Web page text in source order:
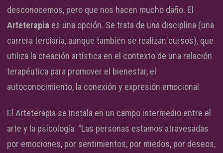
desconocemos, pero que nos hacen mucho daño. El
Arteterapia es una opción. Se trata de una disciplina (una
carrera terciaria, aunque también se realizan cursos), que
utiliza la creación artística en el contexto de una relación
terapéutica para promover el bienestar, el
autoconocimiento, la conexión y expresión emocional.
El Arteterapia se instala en un campo intermedio entre el
arte y la psicología. “Las personas estamos atravesadas
por emociones, por sentimientos, por miedos, por deseos,